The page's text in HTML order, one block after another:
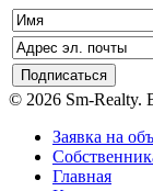
© 2026 Sm-Realty.
Заявка на
Главная